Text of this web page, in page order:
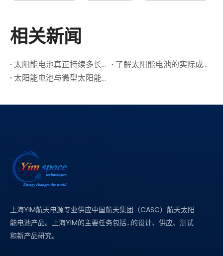
相关新闻
太阳能电池真正持续多长时间？寿命和维护指南
了解太阳能电池的实际成本：安装，操作和ROI
太阳能电池与微型太阳能电池：有什么区别？
上海YIM航天电源专业供应中国航天集团（CASC）航天太阳
能电池产品。上海YIM的主要任务包括...的设计、供应、测试
和新产品研究。